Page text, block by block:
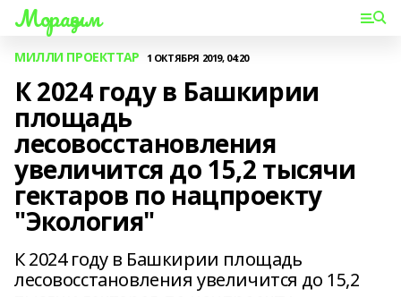
Мораҙым
МИЛЛИ ПРОЕКТТАР 1 ОКТЯБРЯ 2019, 04:20
К 2024 году в Башкирии
площадь
лесовосстановления
увеличится до 15,2 тысячи
гектаров по нацпроекту
"Экология"
К 2024 году в Башкирии площадь
лесовосстановления увеличится до 15,2